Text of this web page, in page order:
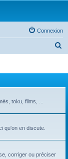
Connexion
e
toku, films, ...
qu'on en discute.
corriger ou préciser